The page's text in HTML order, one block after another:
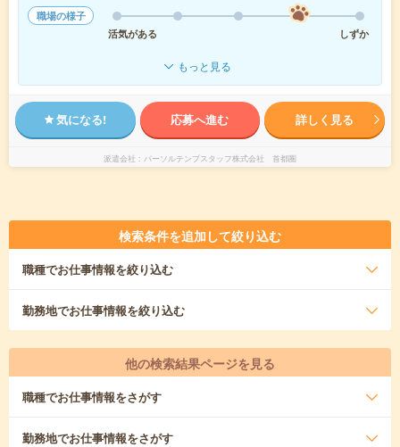
職場の様子
活気がある
しずか
もっと見る
気になる! 応募へ進む 詳しく見る
派遣会社 パーソルテンプスタッフ株式会社 首都圏
検索条件を追加して絞り込む
職種でお仕事情報を絞り込む
勤務地でお仕事情報を絞り込む
他の検索結果ページを見る
職種でお仕事情報をさがす
勤務地でお仕事情報をさがす